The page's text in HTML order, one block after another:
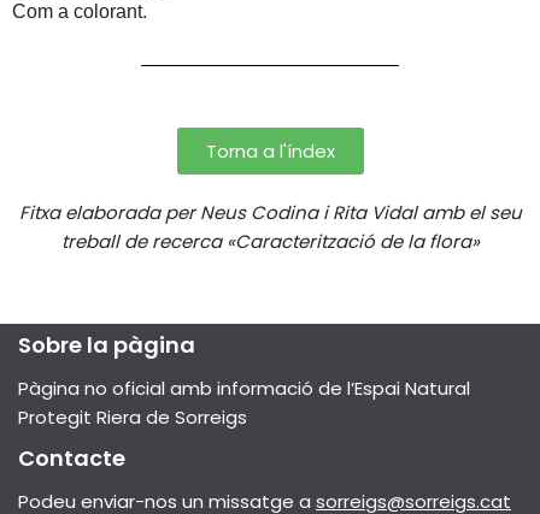
Com a colorant.
Torna a l'índex
Fitxa elaborada per Neus Codina i Rita Vidal amb el seu
treball de recerca «Caracterització de la flora»
Sobre la pàgina
Pàgina no oficial amb informació de l’Espai Natural
Protegit Riera de Sorreigs
Contacte
Podeu enviar-nos un missatge a sorreigs@sorreigs.cat